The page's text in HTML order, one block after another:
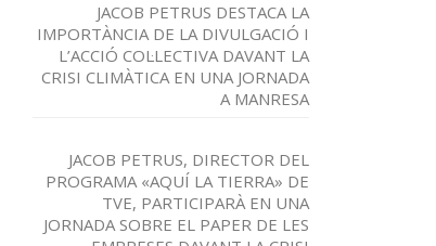
JACOB PETRUS DESTACA LA
IMPORTÀNCIA DE LA DIVULGACIÓ I
L’ACCIÓ COL·LECTIVA DAVANT LA
CRISI CLIMÀTICA EN UNA JORNADA
A MANRESA
JACOB PETRUS, DIRECTOR DEL
PROGRAMA «AQUÍ LA TIERRA» DE
TVE, PARTICIPARÀ EN UNA
JORNADA SOBRE EL PAPER DE LES